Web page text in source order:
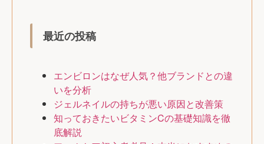
最近の投稿
エンビロンはなぜ人気？他ブランドとの違
いを分析
ジェルネイルの持ちが悪い原因と改善策
知っておきたいビタミンCの基礎知識を徹
底解説